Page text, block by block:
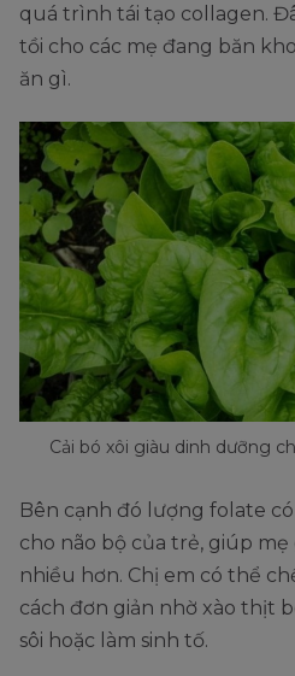
quá trình tái tạo collagen.
tồi cho các mẹ đang băn
ăn gì.
Cải bó xôi giàu dinh dưỡng
Bên cạnh đó lượng folate
cho não bộ của trẻ, giúp mẹ
nhiều hơn. Chị em có thể
cách đơn giản nhờ xào thịt
sôi hoặc làm sinh tố.